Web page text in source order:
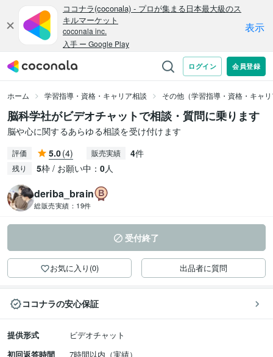
ホーム 学習指導・資格・キャリア相談 その他（学習指導・資格・キャ
脳科学社がビデオチャットで相談・質問に乗ります
脳や心に関するあらゆる相談を受け付けます
評価 5.0(4) 販売実績 4件
残り 5枠 / お願い中： 0人
deriba_brain
総販売実績： 19件
受付終了
お気に入り(0) 出品者に質問
ココナラの安心保証
提供形式
ビデオチャット
初回返答時間
7時間以内（実績）